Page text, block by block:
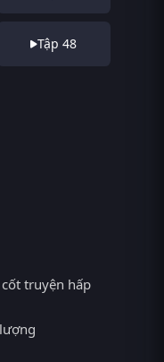
Tập 48
truyện hấp